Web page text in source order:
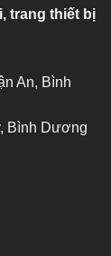
trang thiết bị
An, Bình
Bình Dương